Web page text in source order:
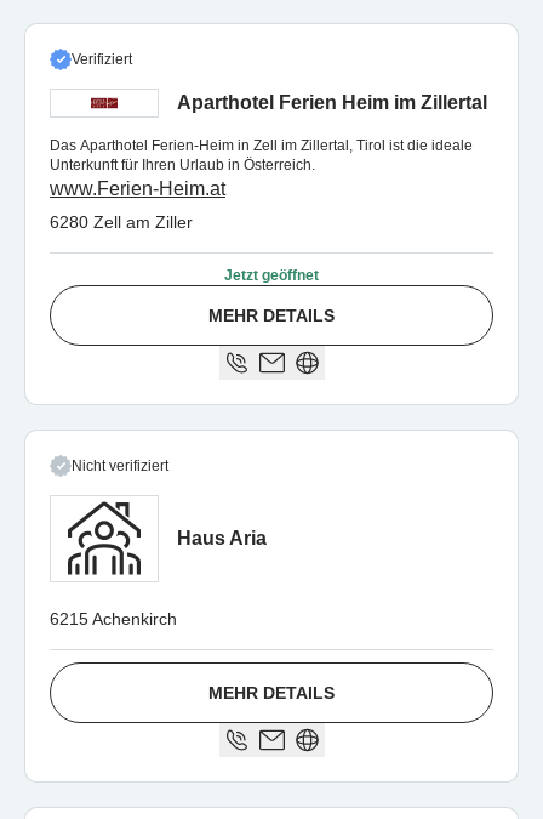
Verifiziert
Aparthotel Ferien Heim im Zillertal
Das Aparthotel Ferien-Heim in Zell im Zillertal, Tirol ist die ideale
Unterkunft für Ihren Urlaub in Österreich.
www.Ferien-Heim.at
6280 Zell am Ziller
Jetzt geöffnet
MEHR DETAILS
Nicht verifiziert
Haus Aria
6215 Achenkirch
MEHR DETAILS